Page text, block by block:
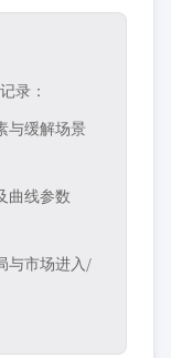
录：
与缓解场景
曲线参数
与市场进入/